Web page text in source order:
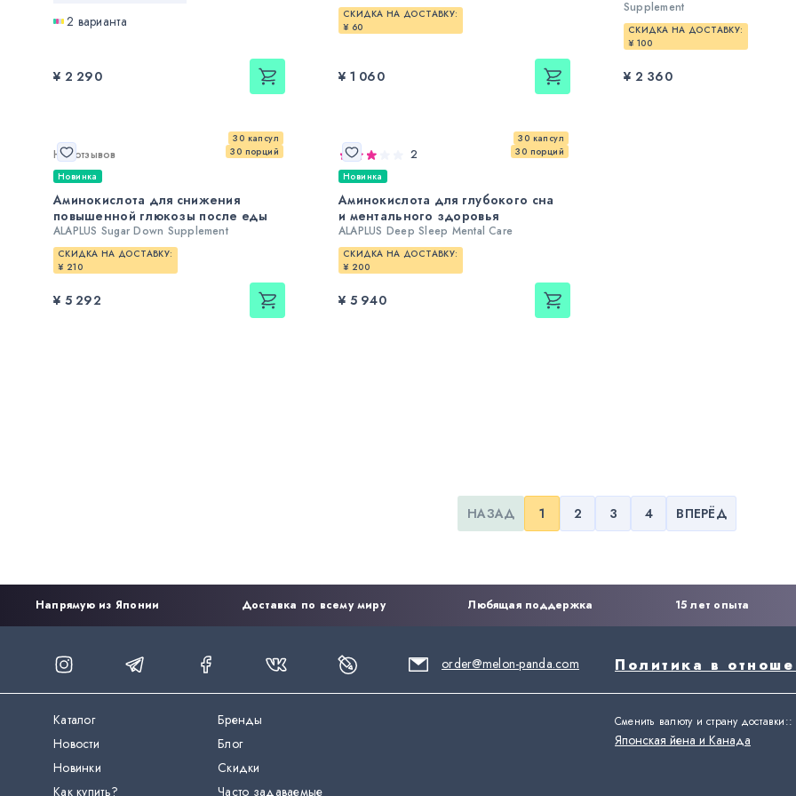
2 варианта
¥ 2 290
СКИДКА НА ДОСТАВКУ:
¥ 60
¥ 1 060
Supplement
СКИДКА НА ДОСТАВКУ:
¥ 100
¥ 2 360
30 капсул
30 порций
Нет отзывов
Новинка
Аминокислота для снижения
повышенной глюкозы после еды
ALAPLUS Sugar Down Supplement
СКИДКА НА ДОСТАВКУ:
¥ 210
¥ 5 292
30 капсул
30 порций
2
Новинка
Аминокислота для глубокого сна
и ментального здоровья
ALAPLUS Deep Sleep Mental Care
СКИДКА НА ДОСТАВКУ:
¥ 200
¥ 5 940
НАЗАД 1 2 3 4 ВПЕРЁД
Напрямую из Японии Доставка по всему миру Любящая поддержка 15 лет опыта
order@melon-panda.com Политика в
Каталог
Бренды
Новости
Блог
Новинки
Скидки
Как купить?
Часто задаваемые
Сменить валюту и страну доставки::
Японская йена и Канада